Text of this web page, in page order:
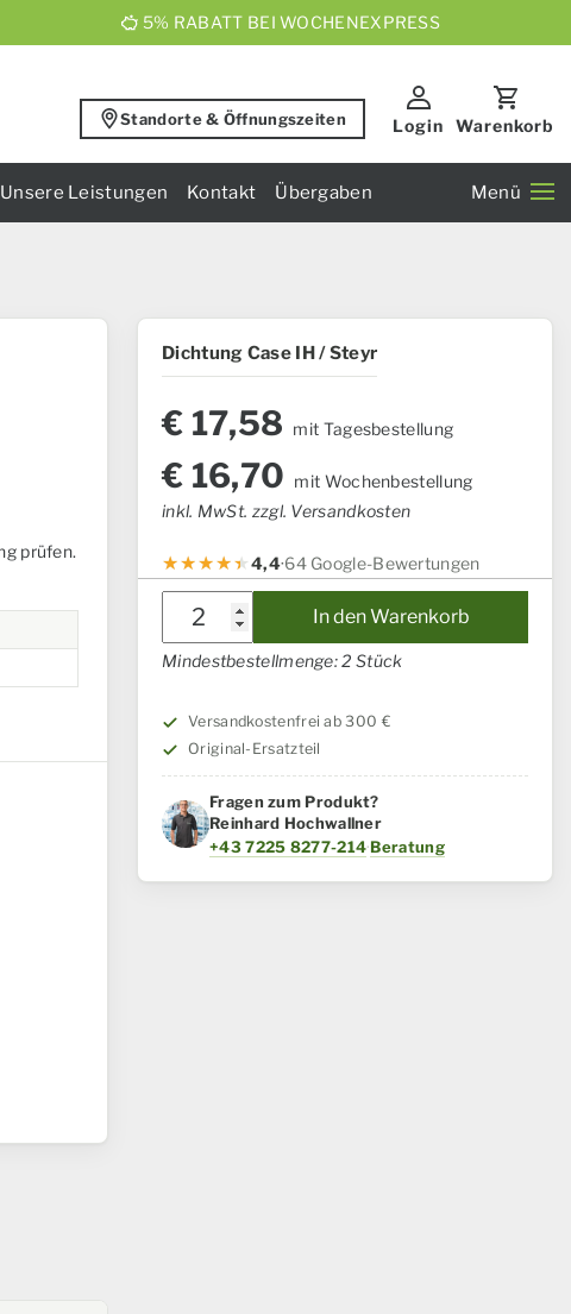
5% RABATT BEI WOCHENEXPRESS
Standorte & Öffnungszeiten Login Warenkorb
Unsere Leistungen Kontakt Übergaben Menü
prüfen.
Dichtung Case IH / Steyr
€ 17,58 mit Tagesbestellung
€ 16,70 mit Wochenbestellung
inkl. MwSt. zzgl. Versandkosten
4,4·64 Google-Bewertungen
Dichtung
Case
IH
Steyr
Menge
In den Warenkorb
Mindestbestellmenge: 2 Stück
Versandkostenfrei ab 300 €
Original-Ersatzteil
Fragen zum Produkt?
Reinhard Hochwallner
+43 7225 8277-214·Beratung